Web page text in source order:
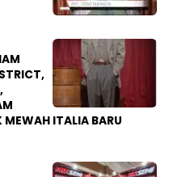
MEWAH ITALIA BARU